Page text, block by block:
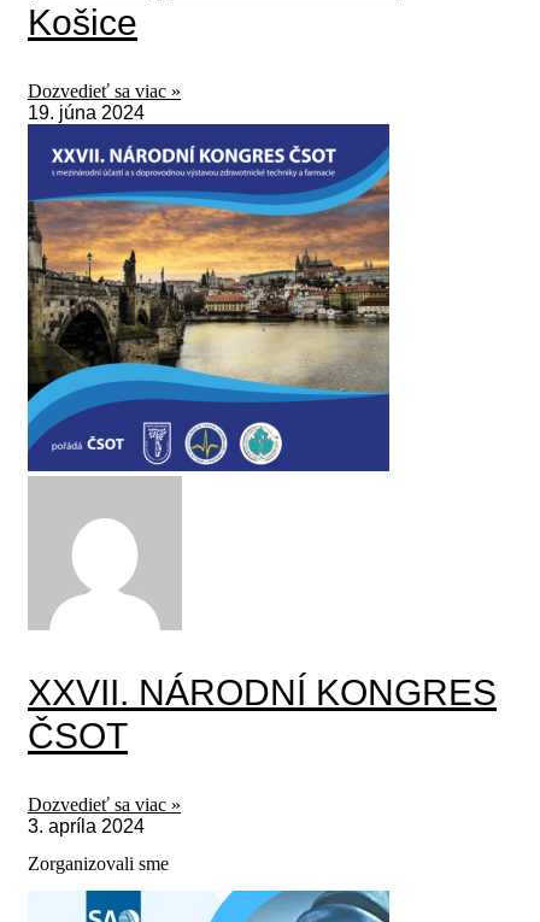
Košice
Dozvedieť sa viac »
19. júna 2024
XXVII. NÁRODNÍ KONGRES
ČSOT
Dozvedieť sa viac »
3. apríla 2024
Zorganizovali sme